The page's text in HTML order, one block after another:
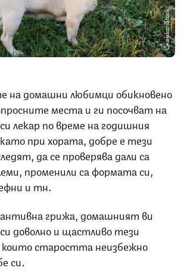
Снимка: iStock
на домашни любимци обикновено
места и ги посочват на
лекар по време на годишния
при хората, добре е тези
да се проверява дали са
променили са формата си,
и тн.
грижа, домашният ви
доволно и щастливо тези
които старостта неизбежно
си.